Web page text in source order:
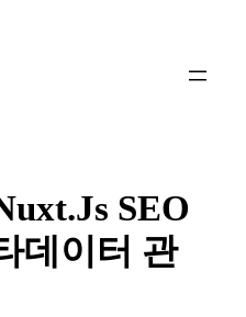
SEO
데이터 관